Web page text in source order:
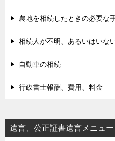
農地を相続したときの必要な
相続人が不明、あるいはいな
自動車の相続
行政書士報酬、費用、料金
遺言、公正証書遺言メニュー